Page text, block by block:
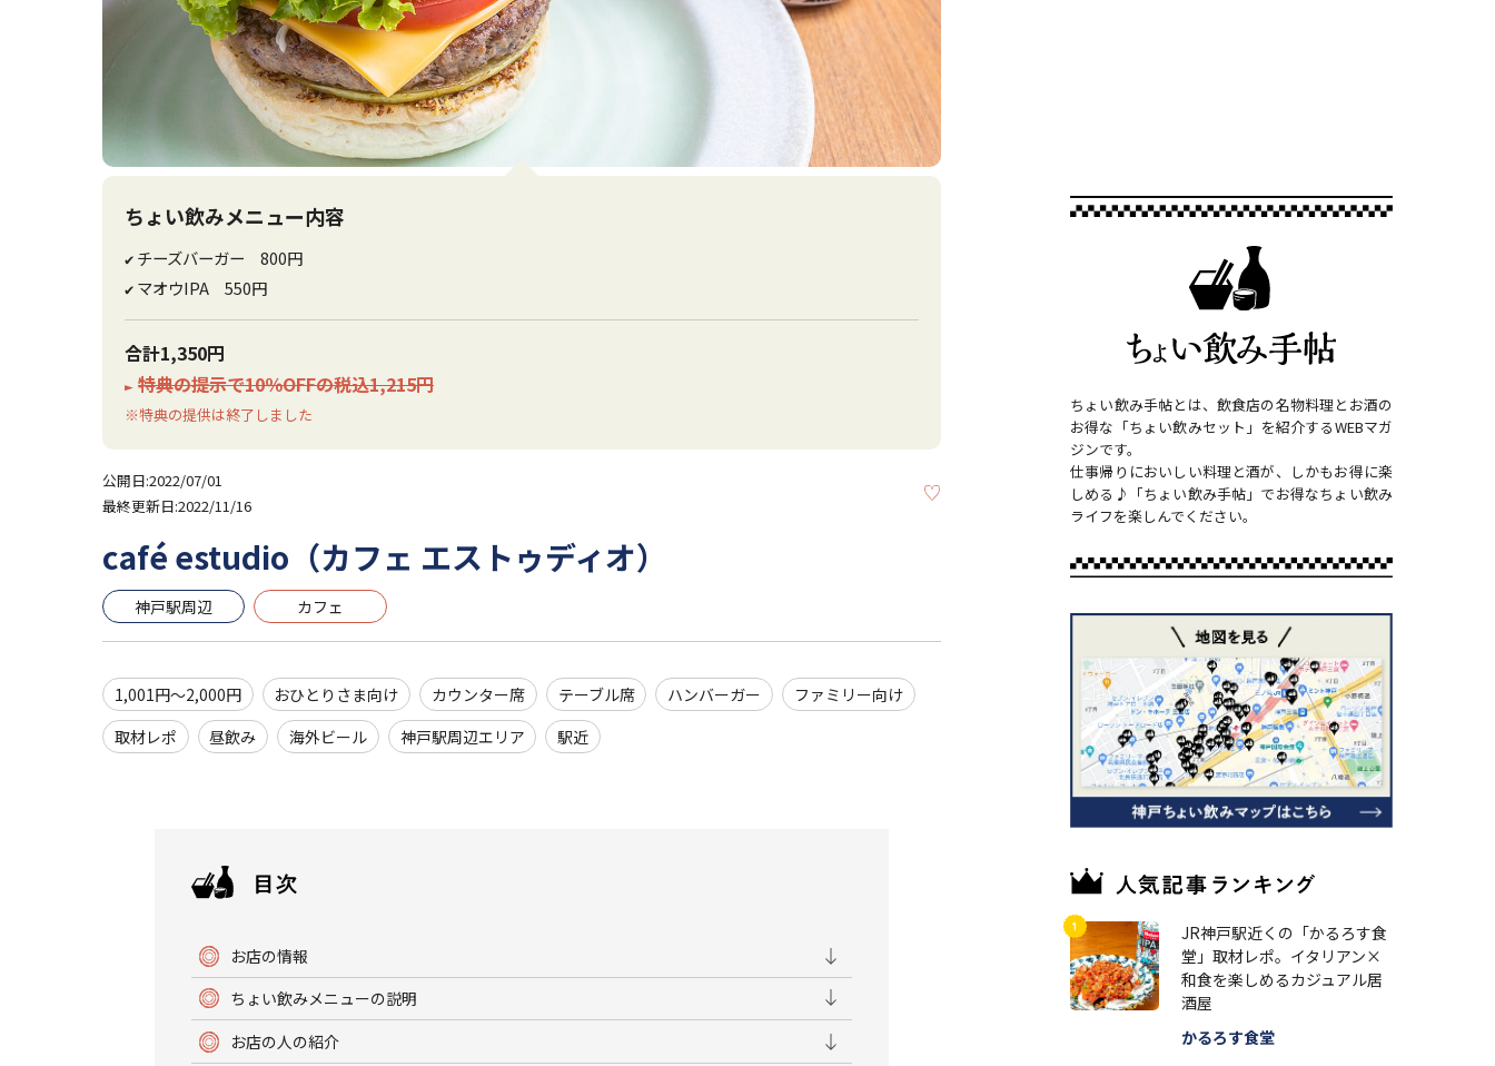
ちょい飲みメニュー内容
✔ チーズバーガー 800円
✔ マオウIPA 550円
合計1,350円
► 特典の提示で10％OFFの税込1,215円
※特典の提供は終了しました
公開日:2022/07/01
最終更新日:2022/11/16
café estudio（カフェ エストゥディオ）
神戸駅周辺 カフェ
1,001円～2,000円 おひとりさま向け カウンター席 テーブル席 ハンバーガー
ファミリー向け
取材レポ
昼飲み 海外ビール 神戸駅周辺エリア 駅近
お店の情報
ちょい飲みメニューの説明
お店の人の紹介
ちょい飲み手帖とは、飲食店の名物料理とお酒の
お得な「ちょい飲みセット」を紹介するWEBマガ
ジンです。
仕事帰りにおいしい料理と酒が、しかもお得に楽
しめる♪「ちょい飲み手帖」でお得なちょい飲み
ライフを楽しんでください。
JR神戸駅近くの「かるろす食
堂」取材レポ。イタリアン×
和食を楽しめるカジュアル居
酒屋
かるろす食堂